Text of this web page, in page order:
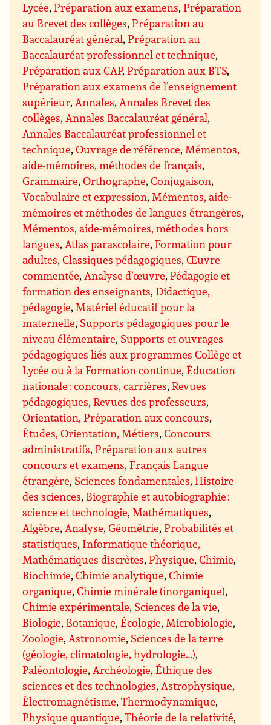
Lycée,Préparation aux examens,Préparation
au Brevet des collèges,Préparation au
Baccalauréat général,Préparation au
Baccalauréat professionnel et technique,
Préparation aux CAP,Préparation aux BTS,
Préparation aux examens de l’enseignement
supérieur, Annales, Annales Brevet des
collèges, Annales Baccalauréat général,
Annales Baccalauréat professionnel et
technique,Ouvrage de référence, Mémentos,
aide-mémoires, méthodes de français,
Grammaire,Orthographe,Conjugaison,
Vocabulaire et expression, Mémentos, aide-
mémoires et méthodes de langues étrangères,
Mémentos, aide-mémoires, méthodes hors
langues, Atlas parascolaire,Formation pour
adultes,Classiques pédagogiques,Œuvre
commentée, Analyse d’œuvre,Pédagogie et
formation des enseignants,Didactique,
pédagogie, Matériel éducatif pour la
maternelle, Supports pédagogiques pour le
niveau élémentaire, Supports et ouvrages
pédagogiques liés aux programmes Collège et
Lycée ou à la Formation continue,Éducation
nationale : concours, carrières,Revues
pédagogiques, Revues des professeurs,
Orientation, Préparation aux concours,
Études, Orientation, Métiers,Concours
administratifs,Préparation aux autres
concours et examens,Français Langue
étrangère, Sciences fondamentales,Histoire
des sciences, Biographie et autobiographie :
science et technologie, Mathématiques,
Algèbre, Analyse,Géométrie,Probabilités et
statistiques, Informatique théorique,
Mathématiques discrètes,Physique,Chimie,
Biochimie,Chimie analytique,Chimie
organique,Chimie minérale (inorganique),
Chimie expérimentale, Sciences de la vie,
Biologie, Botanique,Écologie, Microbiologie,
Zoologie, Astronomie, Sciences de la terre
(géologie, climatologie, hydrologie…),
Paléontologie, Archéologie,Éthique des
sciences et des technologies, Astrophysique,
Électromagnétisme,Thermodynamique,
Physique quantique,Théorie de la relativité,